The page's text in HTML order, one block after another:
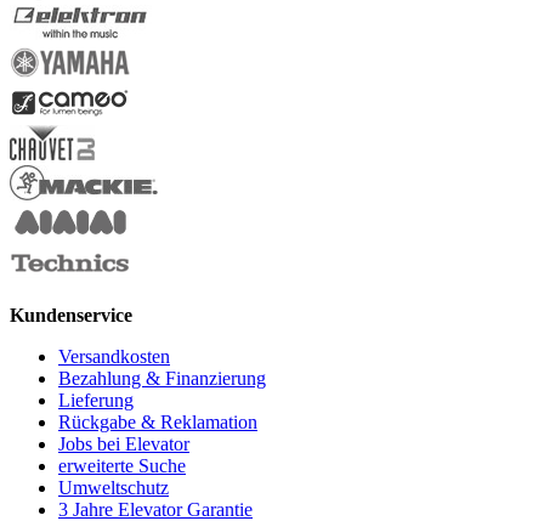
Kundenservice
Versandkosten
Bezahlung & Finanzierung
Lieferung
Rückgabe & Reklamation
Jobs bei Elevator
erweiterte Suche
Umweltschutz
3 Jahre Elevator Garantie